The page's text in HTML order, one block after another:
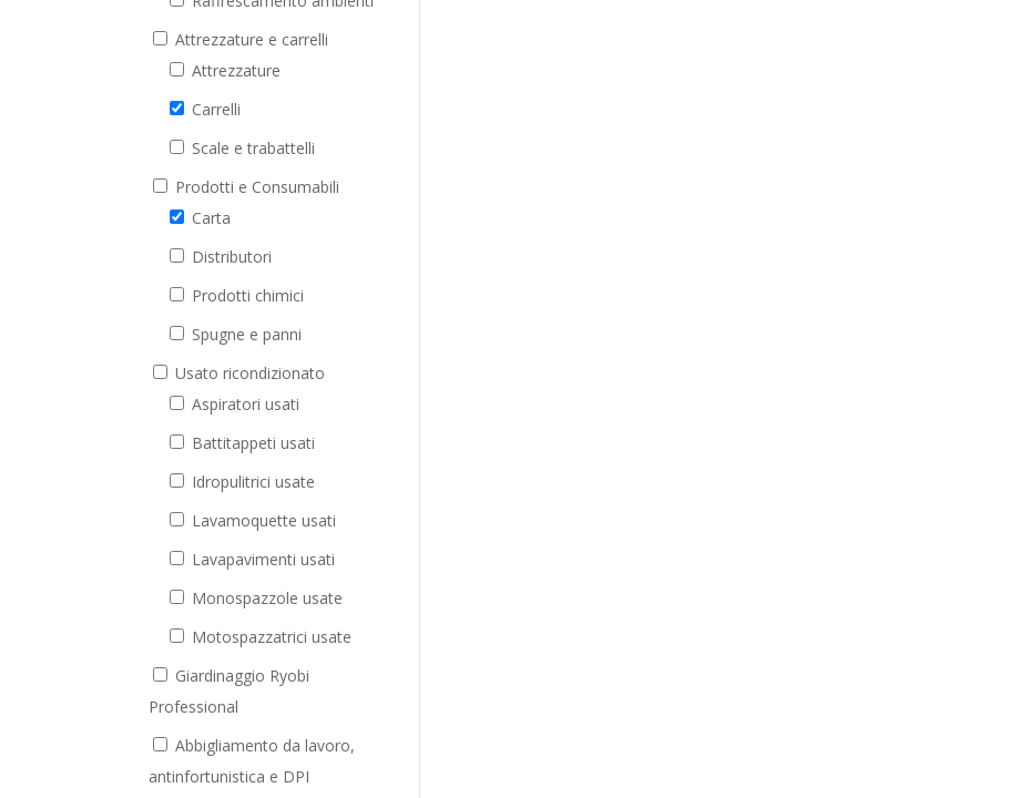
Attrezzature e carrelli
Attrezzature
Carrelli
Scale e trabattelli
Prodotti e Consumabili
Carta
Distributori
Prodotti chimici
Spugne e panni
Usato ricondizionato
Aspiratori usati
Battitappeti usati
Idropulitrici usate
Lavamoquette usati
Lavapavimenti usati
Monospazzole usate
Motospazzatrici usate
Giardinaggio Ryobi
Professional
Abbigliamento da lavoro,
antinfortunistica e DPI